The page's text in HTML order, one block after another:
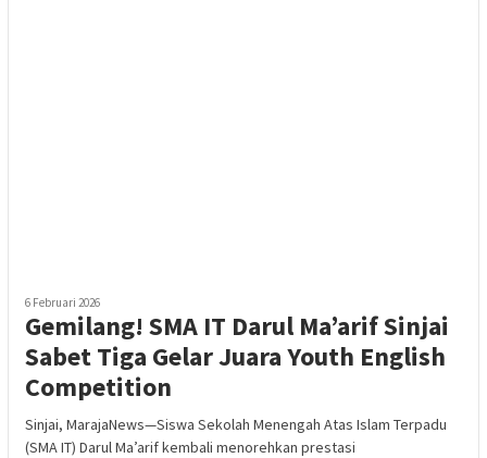
6 Februari 2026
Gemilang! SMA IT Darul Ma’arif Sinjai
Sabet Tiga Gelar Juara Youth English
Competition
Sinjai, MarajaNews—Siswa Sekolah Menengah Atas Islam Terpadu
(SMA IT) Darul Ma’arif kembali menorehkan prestasi